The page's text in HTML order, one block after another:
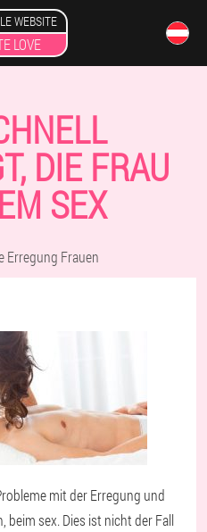
WEBSITE
LOVE
DIE FRAU
SEX
Erregung Frauen
mit der Erregung und
beim sex. Dies ist nicht der Fall